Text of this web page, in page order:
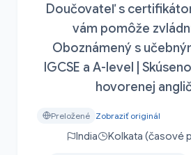
Doučovateľ s
vám pomôže
Oboznámený s
IGCSE a A-level |
hovorenej
Preložené Zobraziť originál
India Kolkata (časové